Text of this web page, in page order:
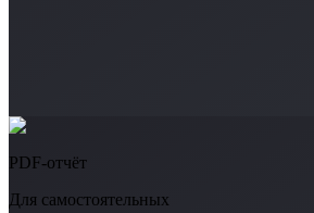
PDF-отчёт
Для самостоятельных